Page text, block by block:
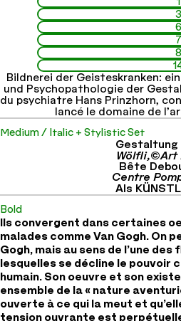
forment l’image psychologique
représentant des intentions
travers une technique spontanée
objets et les symboles, la force
tension représentée, et, suivant
ensuite l’excitation du patient.
employée, la puissance de
d’exprimer les sentiments de
sentiments analogues au
nombreuses oeuvres de patients
peuvent remplir la diversité, la
l’expression requises pour
des Maîtres de l’art moderne.
biographies détaillées de dix
accompagnées de nombreux
dessins, et graffitis. Prenons par
Franz Karl Bühler (dit Pohl dans le
Offenburg en Bade. Voici
Hans Prinzhorn à son sujet: « La
seulement n’anéantit pas le
l’empêche pas de… consolider
La production peut recevoir,
3
6
7
8
Bildnerei der Geisteskranken:
und Psychopathologie der
du psychiatre Hans Prinzhorn,
lancé le domaine de
Medium / Italic + Stylistic Set
Gestaltung
Wölfli,©Art
Bête
Centre
Als
Bold
Ils convergent dans certaines
malades comme Van Gogh. On
Gogh, mais au sens de l’une
lesquelles se décline le pouvoir
humain. Son oeuvre et son
ensemble de la « nature
ouverte à ce qui la meut et
tension ouvrante est